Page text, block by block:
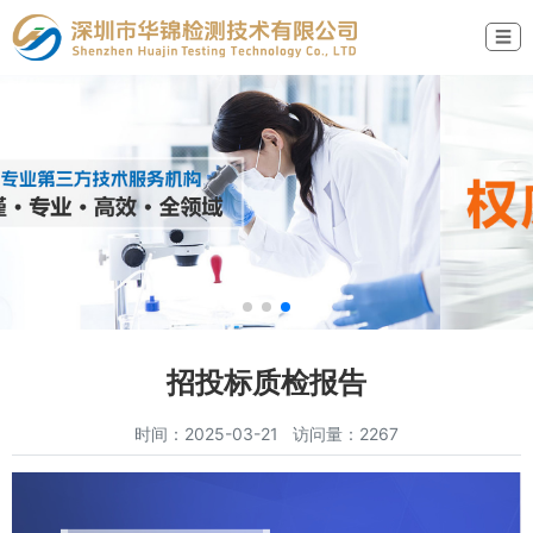
☰
招投标质检报告
时间：2025-03-21 访问量：2267